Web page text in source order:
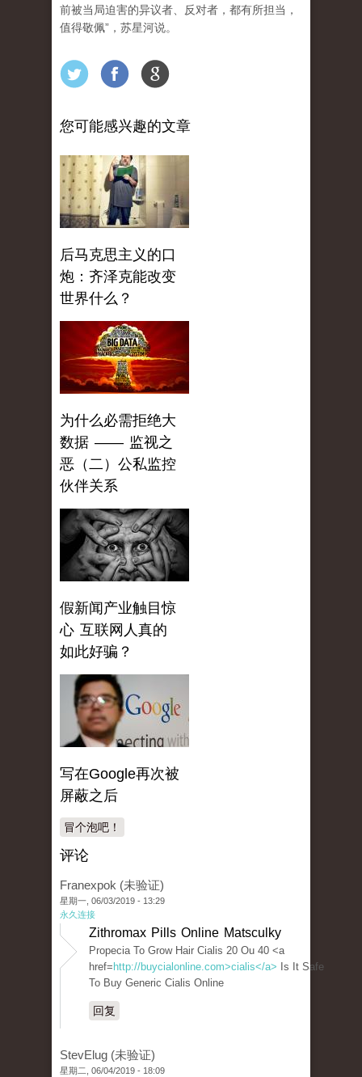
前被当局迫害的异议者、反对者，都有所担当，
值得敬佩”，苏星河说。
您可能感兴趣的文章
后马克思主义的口
炮：齐泽克能改变
世界什么？
为什么必需拒绝大
数据 —— 监视之
恶（二）公私监控
伙伴关系
假新闻产业触目惊
心 互联网人真的
如此好骗？
写在Google再次被
屏蔽之后
冒个泡吧！
评论
Franexpok (未验证)
星期一, 06/03/2019 - 13:29
永久连接
Zithromax Pills Online Matsculky
Propecia To Grow Hair Cialis 20 Ou 40 <a
href= http://buycialonline.com>cialis</a> Is It Safe
To Buy Generic Cialis Online
回复
StevElug (未验证)
星期二, 06/04/2019 - 18:09